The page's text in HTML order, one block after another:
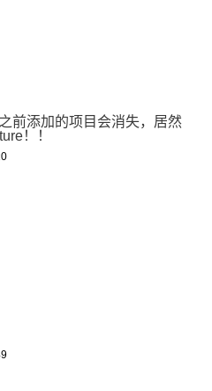
前添加的项目会消失，居然
！！